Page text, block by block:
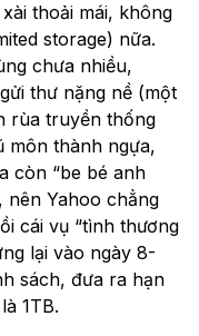
thoải mái, không
storage) nữa.
chưa nhiều,
thư nặng nề (một
rùa truyền thống
môn thành ngựa,
còn “be bé anh
nên Yahoo chẳng
cái vụ “tình thương
lại vào ngày 8-
sách, đưa ra hạn
1TB.